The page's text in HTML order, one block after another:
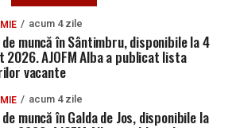
acum 4 zile
muncă în Sântimbru, disponibile la 4
2026. AJOFM Alba a publicat lista
vacante
acum 4 zile
muncă în Galda de Jos, disponibile la